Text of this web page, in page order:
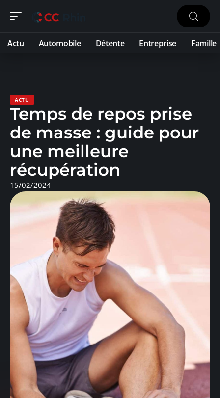
Actu Automobile Détente Entreprise Famille
ACTU
Temps de repos prise
de masse : guide pour
une meilleure
récupération
15/02/2024